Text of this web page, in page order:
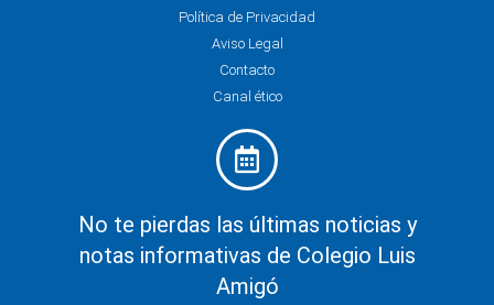
Política de Privacidad
Aviso Legal
Contacto
Canal ético
No te pierdas las últimas noticias y
notas informativas de Colegio Luis
Amigó